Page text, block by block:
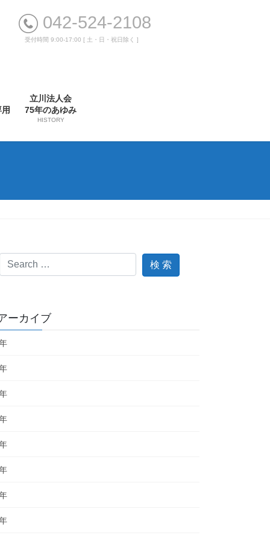
042-524-2108
受付時間 9:00-17:00 [ 土・日・祝日除く ]
立川法人会
75年のあゆみ
HISTORY
ーカイブ